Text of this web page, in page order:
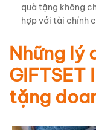
quà tặng không
hợp với tài chính
Những lý
GIFTSET
tặng